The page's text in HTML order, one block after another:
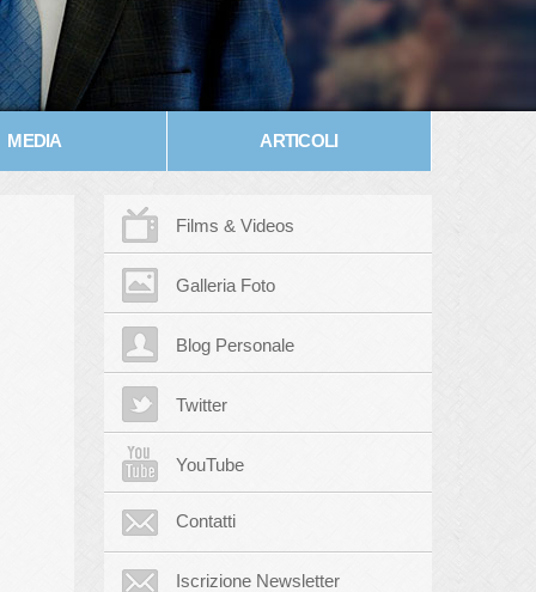
MEDIA ARTICOLI
Films & Videos
Galleria Foto
Blog Personale
Twitter
YouTube
Contatti
Iscrizione Newsletter